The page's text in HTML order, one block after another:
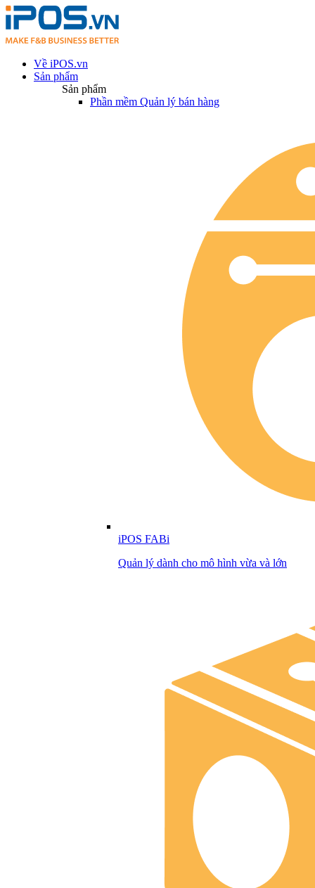
Về iPOS.vn
Sản phẩm
Sản phẩm
Phần mềm Quản lý bán hàng
iPOS FABi
Quản lý dành cho mô hình vừa và lớn